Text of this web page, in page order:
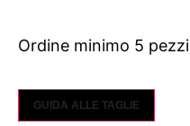
Ordine minimo 5 pezzi
GUIDA ALLE TAGLIE